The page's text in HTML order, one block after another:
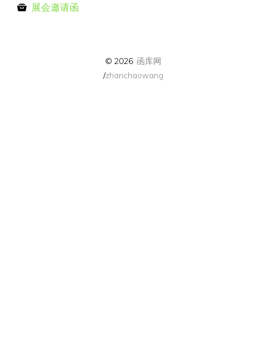
展会邀请函
© 2026 函库网
/zhanchaowang